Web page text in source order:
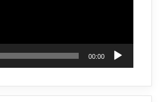
00:00